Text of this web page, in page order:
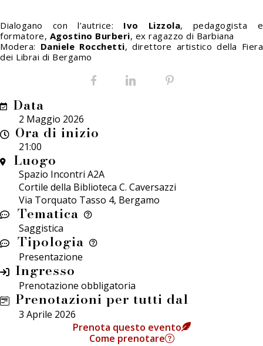
Dialogano con l’autrice: Ivo Lizzola, pedagogista e
formatore, Agostino Burberi, ex ragazzo di Barbiana
Modera: Daniele Rocchetti, direttore artistico della Fiera
dei Librai di Bergamo
Facebook LinkedIn
Data
2 Maggio 2026
Ora di inizio
21:00
Luogo
Spazio Incontri A2A
Cortile della Biblioteca C. Caversazzi
Via Torquato Tasso 4, Bergamo
Tematica
Saggistica
Tipologia
Presentazione
Ingresso
Prenotazione obbligatoria
Prenotazioni per tutti dal
3 Aprile 2026
Prenota questo evento
Come prenotare